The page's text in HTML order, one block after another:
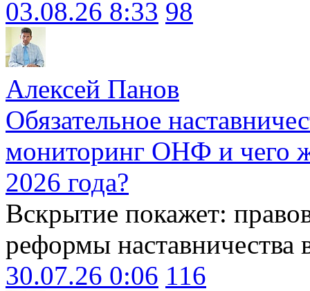
03.08.26 8:33 98
Алексей Панов
Обязательное
мониторинг ОНФ и чего
2026 года?
Вскрытие покажет:
реформы наставничества
30.07.26 0:06 116